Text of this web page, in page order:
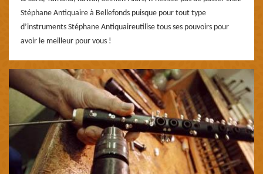
Stéphane Antiquaire à Bellefonds puisque pour tout type
d’instruments Stéphane Antiquaireutilise tous ses pouvoirs pour
avoir le meilleur pour vous !